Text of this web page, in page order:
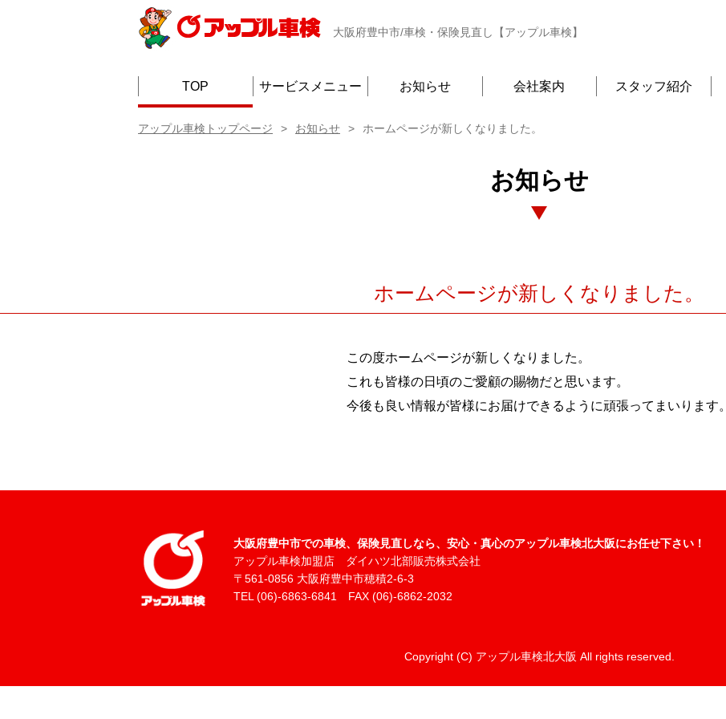
大阪府豊中市/車検・保険見直し【アップル車検】
TOP サービスメニュー お知らせ 会社案内 スタッフ紹介
アップル車検トップページ お知らせ ホームページが新しくなりました。
お知らせ
ホームページが新しくなりました。
この度ホームページが新しくなりました。
これも皆様の日頃のご愛顧の賜物だと思います。
今後も良い情報が皆様にお届けできるように頑張ってまいります。
大阪府豊中市での車検、保険見直しなら、安心・真心のアップル車検北大阪にお任せ下さい！
アップル車検加盟店 ダイハツ北部販売株式会社
〒561-0856 大阪府豊中市穂積2-6-3
TEL (06)-6863-6841 FAX (06)-6862-2032
Copyright (C) アップル車検北大阪 All rights reserved.